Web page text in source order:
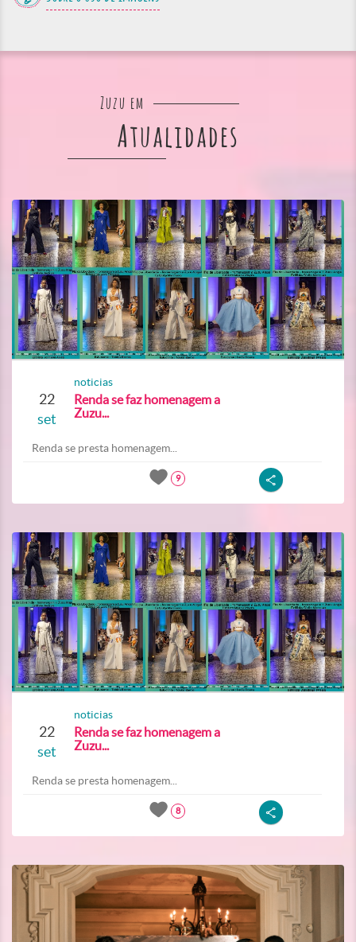
Zuzu em
Atualidades
22
set
noticias
Renda se faz homenagem a
Zuzu...
Renda se presta homenagem...
9
22
set
noticias
Renda se faz homenagem a
Zuzu...
Renda se presta homenagem...
8